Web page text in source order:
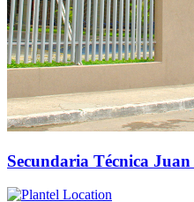
Secundaria Técnica